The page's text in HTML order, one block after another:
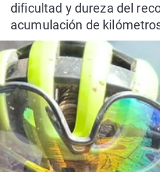
dificultad y dureza del
acumulación de